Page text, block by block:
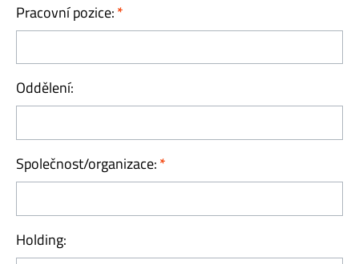
Pracovní pozice:
Oddělení:
Společnost/organizace:
Holding: